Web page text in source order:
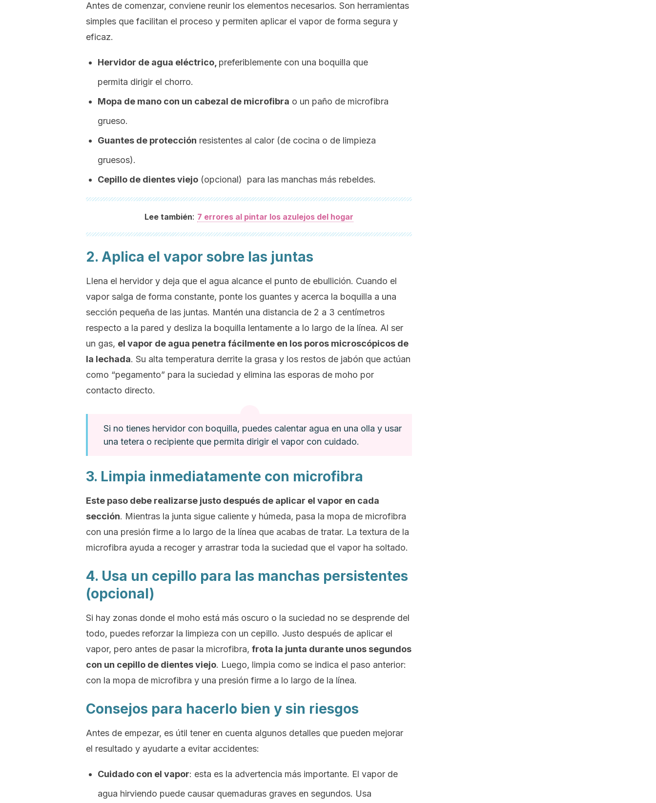
Antes de comenzar, conviene reunir los elementos necesarios. Son herramientas
simples que facilitan el proceso y permiten aplicar el vapor de forma segura y
eficaz.
Hervidor de agua eléctrico, preferiblemente con una boquilla que
permita dirigir el chorro.
Mopa de mano con un cabezal de microfibra o un paño de microfibra
grueso.
Guantes de protección resistentes al calor (de cocina o de limpieza
gruesos).
Cepillo de dientes viejo (opcional) para las manchas más rebeldes.
Lee también: 7 errores al pintar los azulejos del hogar
2. Aplica el vapor sobre las juntas
Llena el hervidor y deja que el agua alcance el punto de ebullición. Cuando el
vapor salga de forma constante, ponte los guantes y acerca la boquilla a una
sección pequeña de las juntas. Mantén una distancia de 2 a 3 centímetros
respecto a la pared y desliza la boquilla lentamente a lo largo de la línea. Al ser
un gas, el vapor de agua penetra fácilmente en los poros microscópicos de
la lechada. Su alta temperatura derrite la grasa y los restos de jabón que actúan
como “pegamento” para la suciedad y elimina las esporas de moho por
contacto directo.
Si no tienes hervidor con boquilla, puedes calentar agua en una olla y usar
una tetera o recipiente que permita dirigir el vapor con cuidado.
3. Limpia inmediatamente con microfibra
Este paso debe realizarse justo después de aplicar el vapor en cada
sección. Mientras la junta sigue caliente y húmeda, pasa la mopa de microfibra
con una presión firme a lo largo de la línea que acabas de tratar. La textura de la
microfibra ayuda a recoger y arrastrar toda la suciedad que el vapor ha soltado.
4. Usa un cepillo para las manchas persistentes
(opcional)
Si hay zonas donde el moho está más oscuro o la suciedad no se desprende del
todo, puedes reforzar la limpieza con un cepillo. Justo después de aplicar el
vapor, pero antes de pasar la microfibra, frota la junta durante unos segundos
con un cepillo de dientes viejo. Luego, limpia como se indica el paso anterior:
con la mopa de microfibra y una presión firme a lo largo de la línea.
Consejos para hacerlo bien y sin riesgos
Antes de empezar, es útil tener en cuenta algunos detalles que pueden mejorar
el resultado y ayudarte a evitar accidentes:
Cuidado con el vapor: esta es la advertencia más importante. El vapor de
agua hirviendo puede causar quemaduras graves en segundos. Usa